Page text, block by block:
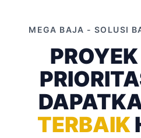
MEGA BAJA - SOLUSI
TERBAIK